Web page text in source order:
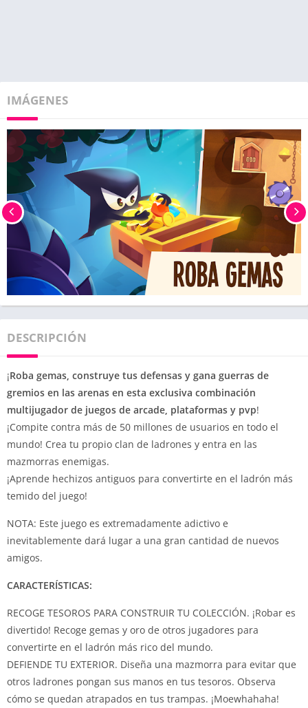
IMÁGENES
DESCRIPCIÓN
¡Roba gemas, construye tus defensas y gana guerras de
gremios en las arenas en esta exclusiva combinación
multijugador de juegos de arcade, plataformas y pvp!
¡Compite contra más de 50 millones de usuarios en todo el
mundo! Crea tu propio clan de ladrones y entra en las
mazmorras enemigas.
¡Aprende hechizos antiguos para convertirte en el ladrón más
temido del juego!
NOTA: Este juego es extremadamente adictivo e
inevitablemente dará lugar a una gran cantidad de nuevos
amigos.
CARACTERÍSTICAS:
RECOGE TESOROS PARA CONSTRUIR TU COLECCIÓN. ¡Robar es
divertido! Recoge gemas y oro de otros jugadores para
convertirte en el ladrón más rico del mundo.
DEFIENDE TU EXTERIOR. Diseña una mazmorra para evitar que
otros ladrones pongan sus manos en tus tesoros. Observa
cómo se quedan atrapados en tus trampas. ¡Moewhahaha!